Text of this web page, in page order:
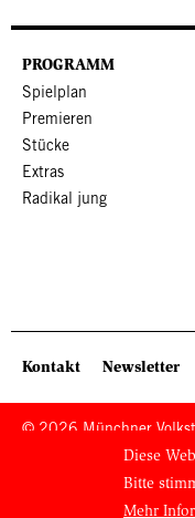
Diese
Bitte
Mehr
PROGRAMM
Spielplan
Premieren
Stücke
Extras
Radikal jung
SITEMAP:
Kontakt Newsletter
© 2026 Münchner